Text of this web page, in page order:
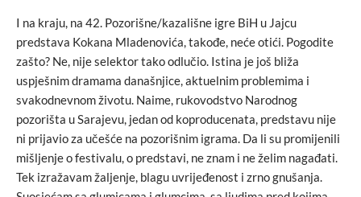
I na kraju, na 42. Pozorišne/kazališne igre BiH u Jajcu
predstava Kokana Mladenovića, takođe, neće otići. Pogodite
zašto? Ne, nije selektor tako odlučio. Istina je još bliža
uspješnim dramama današnjice, aktuelnim problemima i
svakodnevnom životu. Naime, rukovodstvo Narodnog
pozorišta u Sarajevu, jedan od koproducenata, predstavu nije
ni prijavio za učešće na pozorišnim igrama. Da li su promijenili
mišljenje o festivalu, o predstavi, ne znam i ne želim nagađati.
Tek izražavam žaljenje, blagu uvrijeđenost i zrno gnušanja.